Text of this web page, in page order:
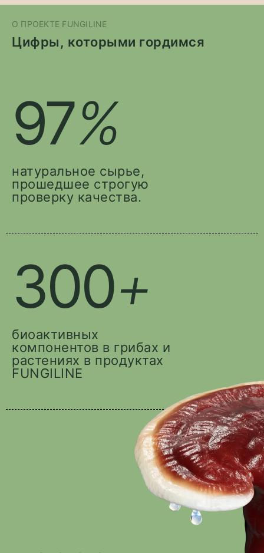
О ПРОЕКТЕ FUNGILINE
Цифры, которыми гордимся
97%
натуральное сырье,
прошедшее строгую
проверку качества.
300+
биоактивных
компонентов в грибах и
растениях в продуктах
FUNGILINE